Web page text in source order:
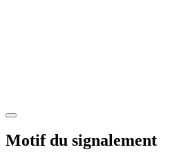
Motif du signalement